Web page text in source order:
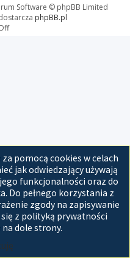
pomocą cookies w celach
jak odwiedzający używają
funkcjonalności oraz do
Do pełnego korzystania z
zgody na zapisywanie
z polityką prywatności
dole strony.
Software © phpBB Limited
phpBB.pl